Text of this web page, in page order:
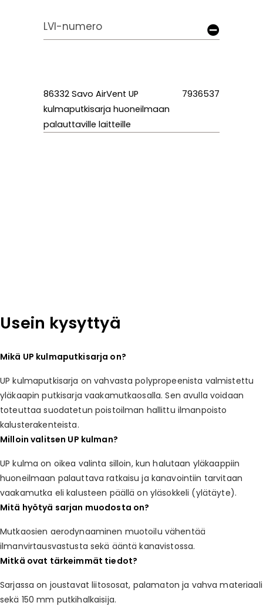
LVI-numero
86332 Savo AirVent UP
kulmaputkisarja huoneilmaan
palauttaville laitteille
7936537
Usein kysyttyä
Mikä UP kulmaputkisarja on?
UP kulmaputkisarja on vahvasta polypropeenista valmistettu
yläkaapin putkisarja vaakamutkaosalla. Sen avulla voidaan
toteuttaa suodatetun poistoilman hallittu ilmanpoisto
kalusterakenteista.
Milloin valitsen UP kulman?
UP kulma on oikea valinta silloin, kun halutaan yläkaappiin
huoneilmaan palauttava ratkaisu ja kanavointiin tarvitaan
vaakamutka eli kalusteen päällä on yläsokkeli (ylätäyte).
Mitä hyötyä sarjan muodosta on?
Mutkaosien aerodynaaminen muotoilu vähentää
ilmanvirtausvastusta sekä ääntä kanavistossa.
Mitkä ovat tärkeimmät tiedot?
Sarjassa on joustavat liitososat, palamaton ja vahva materiaali
sekä 150 mm putkihalkaisija.